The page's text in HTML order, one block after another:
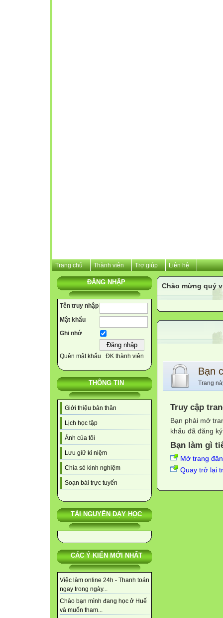
Trang chủ Thành viên Trợ giúp Liên hệ
ĐĂNG NHẬP
Tên truy nhập
Mật khẩu
Ghi nhớ
Quên mật khẩu ĐK thành viên
THÔNG TIN
Giới thiệu bản thân
Lịch học tập
Ảnh của tôi
Lưu giữ kỉ niệm
Chia sẻ kinh nghiệm
Soạn bài trực tuyến
TÀI NGUYÊN DẠY HỌC
CÁC Ý KIẾN MỚI NHẤT
Việc làm online 24h - Thanh toán
ngay trong ngày...
Chào bạn mình đang học ở Huế
và muốn tham...
Chào mừng quý
Bạn
Trang
Truy cập
Bạn phải mở
khẩu đã đăng
Bạn làm gì
Mở trang
Quay trở lại